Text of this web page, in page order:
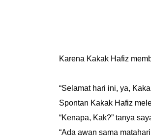
Karena Kakak Hafiz
“Selamat hari ini, ya,
Spontan Kakak Hafiz
“Kenapa, Kak?” tanya
“Ada awan sama